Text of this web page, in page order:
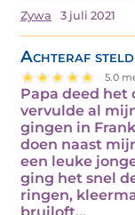
Zywa 3 juli 2021
Achteraf
5.0
Papa deed het
vervulde al
gingen in
doen naast
een leuke
ging het snel
ringen,